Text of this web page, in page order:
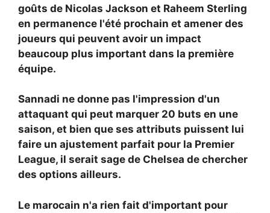
goûts de Nicolas Jackson et Raheem Sterling
en permanence l'été prochain et amener des
joueurs qui peuvent avoir un impact
beaucoup plus important dans la première
équipe.
Sannadi ne donne pas l'impression d'un
attaquant qui peut marquer 20 buts en une
saison, et bien que ses attributs puissent lui
faire un ajustement parfait pour la Premier
League, il serait sage de Chelsea de chercher
des options ailleurs.
Le marocain n'a rien fait d'important pour